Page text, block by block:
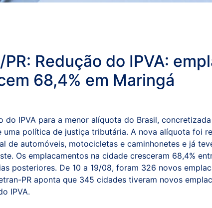
PR: Redução do IPVA:
68,4% em Maringá
do IPVA para a menor alíquota do Brasil,
uma política de justiça tributária. A nova alíquota foi
de automóveis, motocicletas e caminhonetes e já
Os emplacamentos na cidade cresceram 68,4%
posteriores. De 10 a 19/08, foram 326 novos
PR aponta que 345 cidades tiveram novos
IPVA.